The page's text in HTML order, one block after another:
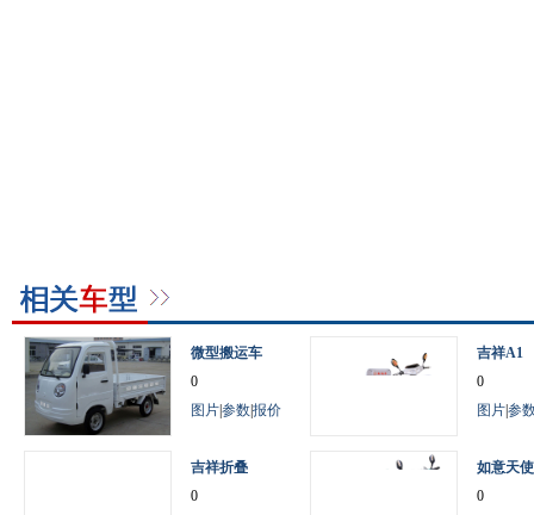
微型搬运车
0
图片参数报价
吉祥A1
0
图片参
吉祥折叠
0
如意天使
0